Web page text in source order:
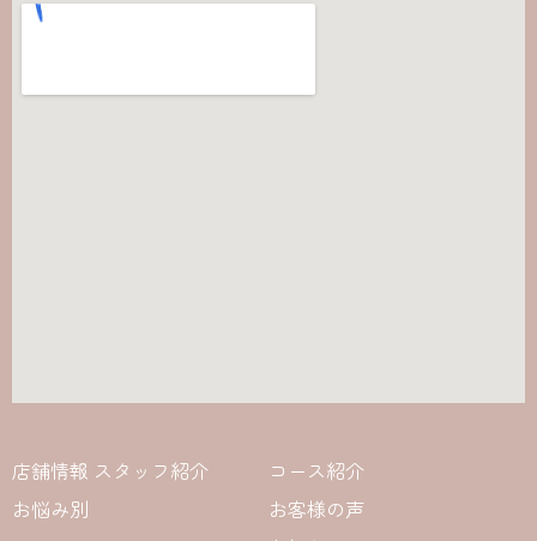
店舗情報 スタッフ紹介
コース紹介
お悩み別
お客様の声